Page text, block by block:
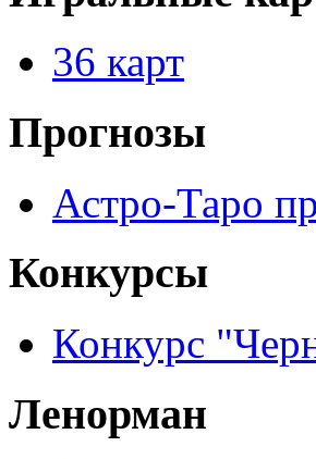
36 карт
Прогнозы
Астро-Таро
Конкурсы
Конкурс
Ленорман